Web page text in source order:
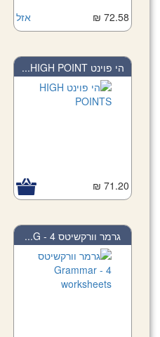
אזל 72.58 ₪
הי פוינט HIGH POINT...
71.20 ₪
גרמר וורקשיטס 4 - G...